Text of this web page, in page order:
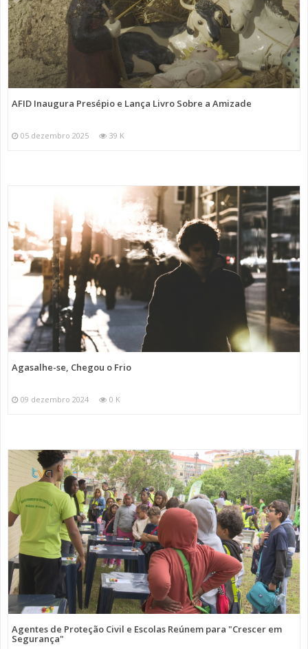
AFID Inaugura Presépio e Lança Livro Sobre a Amizade
05 dezembro 2025 39 K
Agasalhe-se, Chegou o Frio
09 dezembro 2024 0 K
Agentes de Proteção Civil e Escolas Reúnem para "Crescer em
Segurança"